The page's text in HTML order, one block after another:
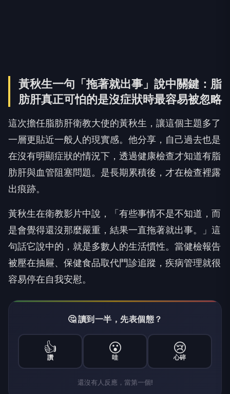
黃秋生一句「拖著就出事」說中關鍵：脂
肪肝真正可怕的是沒症狀時最容易被忽略
這次擔任脂肪肝衛教大使的黃秋生，讓這個主題多了
一層更貼近一般人的現實感。他分享，自己過去也是
在沒有明顯症狀的情況下，透過健康檢查才知道有脂
肪肝與血管阻塞問題。是長期累積後，才在檢查裡露
出痕跡。
黃秋生在衛教影片中說，「有些事情不是不知道，而
是會覺得還沒那麼嚴重，結果一直拖著就出事。」這
句話它說中的，就是多數人的生活慣性。當健檢報告
被壓在抽屜、保健食品取代門診追蹤，疾病管理就很
容易停在自我安慰。
🤔 讀到一半，先表個態？
👍
讚
😮
哇
😢
心碎
還沒有人反應，當第一個!